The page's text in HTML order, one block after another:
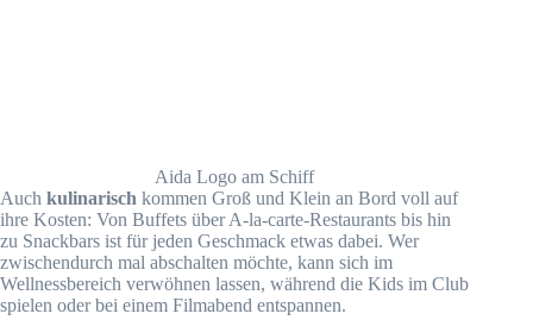
Aida Logo am Schiff
Auch kulinarisch kommen Groß und Klein an Bord voll auf
ihre Kosten: Von Buffets über A-la-carte-Restaurants bis hin
zu Snackbars ist für jeden Geschmack etwas dabei. Wer
zwischendurch mal abschalten möchte, kann sich im
Wellnessbereich verwöhnen lassen, während die Kids im Club
spielen oder bei einem Filmabend entspannen.